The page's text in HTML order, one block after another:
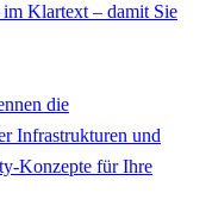
Klartext – damit Sie
die
Infrastrukturen und
Konzepte für Ihre